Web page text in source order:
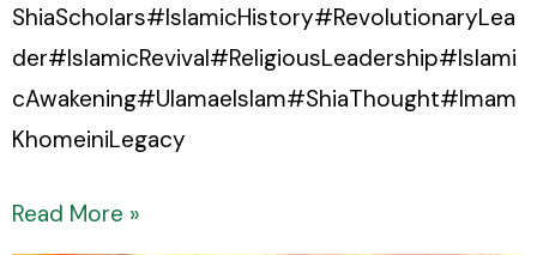
ShiaScholars#IslamicHistory#RevolutionaryLea
der#IslamicRevival#ReligiousLeadership#Islami
cAwakening#UlamaeIslam#ShiaThought#Imam
KhomeiniLegacy
Read More »